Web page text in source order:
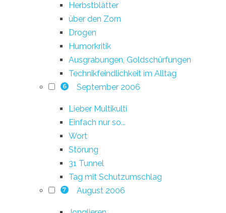
Herbstblätter
über den Zorn
Drogen
Humorkritik
Ausgrabungen, Goldschürfungen
Technikfeindlichkeit im Alltag
6 September 2006
Lieber Multikulti
Einfach nur so...
Wort
Störung
31 Tunnel
Tag mit Schutzumschlag
7 August 2006